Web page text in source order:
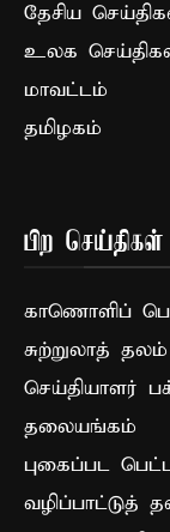
தேசிய
உலக
மாவட்டம்
தமிழகம்
பிற செய்திகள்
காணொளிப்
சுற்றுலாத் தலம்
செய்தியாளர்
தலையங்கம்
புகைப்பட
வழிப்பாட்டுத்